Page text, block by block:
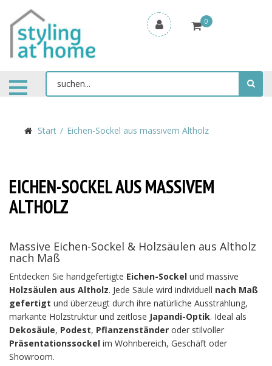
0
Start Eichen-Sockel aus massivem Altholz
EICHEN-SOCKEL AUS MASSIVEM
ALTHOLZ
Massive Eichen-Sockel & Holzsäulen aus Altholz
nach Maß
Entdecken Sie handgefertigte Eichen-Sockel und massive
Holzsäulen aus Altholz. Jede Säule wird individuell nach Maß
gefertigt und überzeugt durch ihre natürliche Ausstrahlung,
markante Holzstruktur und zeitlose Japandi-Optik. Ideal als
Dekosäule, Podest, Pflanzenständer oder stilvoller
Präsentationssockel im Wohnbereich, Geschäft oder
Showroom.